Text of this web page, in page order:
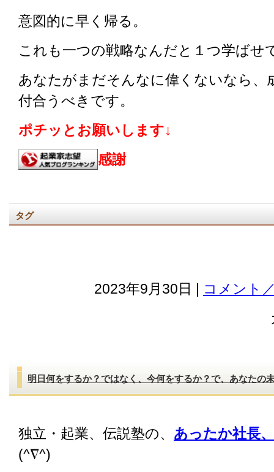
意図的に早く帰る。
これも一つの戦略なんだと１つ学ばせ
あなたがまだそんなに偉くないなら、
付合うべきです。
ポチッとお願いします↓
感謝
タグ
2023年9月30日 | コメント
明日何をするか？ではなく、今何をするか？で、あなたの
独立・起業、伝説塾の、 あったか社長
(^∇^)